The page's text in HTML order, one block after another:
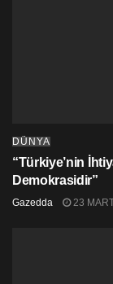
DÜNYA
“Türkiye’nin
Demokrasidir”
Gazedda 23